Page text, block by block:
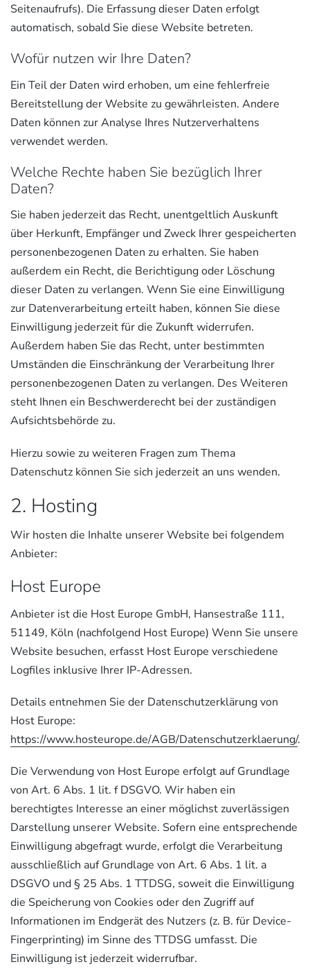
Seitenaufrufs). Die Erfassung dieser Daten erfolgt
automatisch, sobald Sie diese Website betreten.
Wofür nutzen wir Ihre Daten?
Ein Teil der Daten wird erhoben, um eine fehlerfreie
Bereitstellung der Website zu gewährleisten. Andere
Daten können zur Analyse Ihres Nutzerverhaltens
verwendet werden.
Welche Rechte haben Sie bezüglich Ihrer
Daten?
Sie haben jederzeit das Recht, unentgeltlich Auskunft
über Herkunft, Empfänger und Zweck Ihrer gespeicherten
personenbezogenen Daten zu erhalten. Sie haben
außerdem ein Recht, die Berichtigung oder Löschung
dieser Daten zu verlangen. Wenn Sie eine Einwilligung
zur Datenverarbeitung erteilt haben, können Sie diese
Einwilligung jederzeit für die Zukunft widerrufen.
Außerdem haben Sie das Recht, unter bestimmten
Umständen die Einschränkung der Verarbeitung Ihrer
personenbezogenen Daten zu verlangen. Des Weiteren
steht Ihnen ein Beschwerderecht bei der zuständigen
Aufsichtsbehörde zu.
Hierzu sowie zu weiteren Fragen zum Thema
Datenschutz können Sie sich jederzeit an uns wenden.
2. Hosting
Wir hosten die Inhalte unserer Website bei folgendem
Anbieter:
Host Europe
Anbieter ist die Host Europe GmbH, Hansestraße 111,
51149, Köln (nachfolgend Host Europe) Wenn Sie unsere
Website besuchen, erfasst Host Europe verschiedene
Logfiles inklusive Ihrer IP-Adressen.
Details entnehmen Sie der Datenschutzerklärung von
Host Europe:
https://www.hosteurope.de/AGB/Datenschutzerklaerung/.
Die Verwendung von Host Europe erfolgt auf Grundlage
von Art. 6 Abs. 1 lit. f DSGVO. Wir haben ein
berechtigtes Interesse an einer möglichst zuverlässigen
Darstellung unserer Website. Sofern eine entsprechende
Einwilligung abgefragt wurde, erfolgt die Verarbeitung
ausschließlich auf Grundlage von Art. 6 Abs. 1 lit. a
DSGVO und § 25 Abs. 1 TTDSG, soweit die Einwilligung
die Speicherung von Cookies oder den Zugriff auf
Informationen im Endgerät des Nutzers (z. B. für Device-
Fingerprinting) im Sinne des TTDSG umfasst. Die
Einwilligung ist jederzeit widerrufbar.